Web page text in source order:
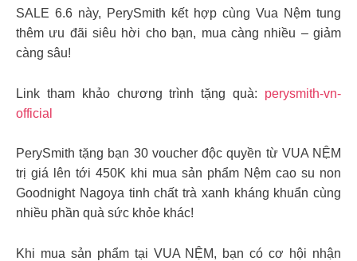
SALE 6.6 này, PerySmith kết hợp cùng Vua Nệm tung
thêm ưu đãi siêu hời cho bạn, mua càng nhiều – giảm
càng sâu!
Link tham khảo chương trình tặng quà: perysmith-vn-
official
PerySmith tặng bạn 30 voucher độc quyền từ VUA NỆM
trị giá lên tới 450K khi mua sản phẩm Nệm cao su non
Goodnight Nagoya tinh chất trà xanh kháng khuẩn cùng
nhiều phần quà sức khỏe khác!
Khi mua sản phẩm tại VUA NỆM, bạn có cơ hội nhận